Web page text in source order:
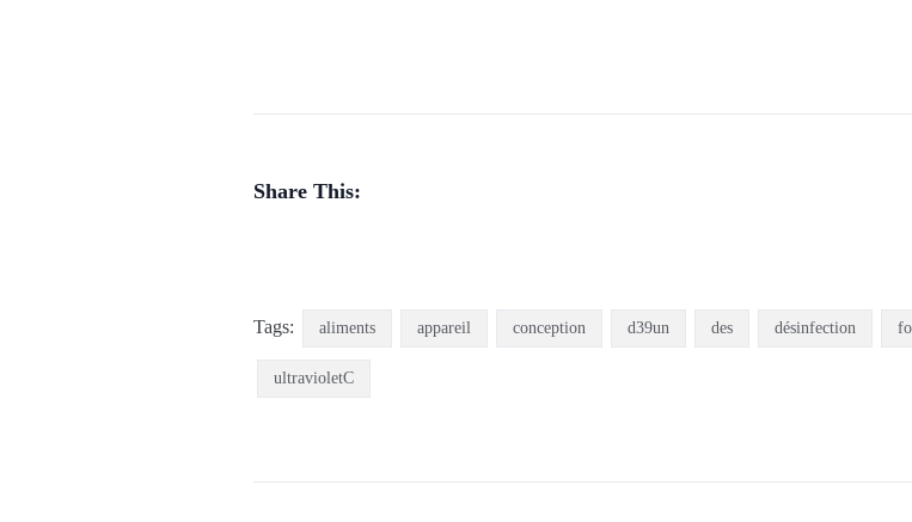
Share This:
Tags: aliments appareil conception d39un des désinfection
ultravioletC